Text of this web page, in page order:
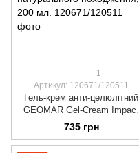
1
Артикул: 120671/120511
Гель-крем анти-целюлітний
GEOMAR Gel-Cream Impact
Effect URTO натурального
походження, 200 мл.
735 грн